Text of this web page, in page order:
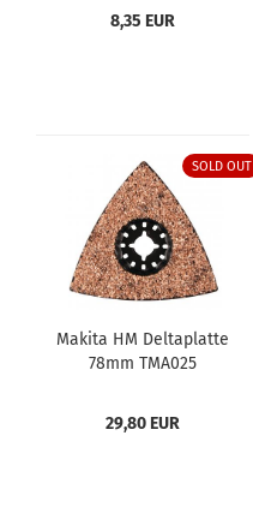
8,35 EUR
SOLD OUT
Makita HM Deltaplatte
78mm TMA025
29,80 EUR